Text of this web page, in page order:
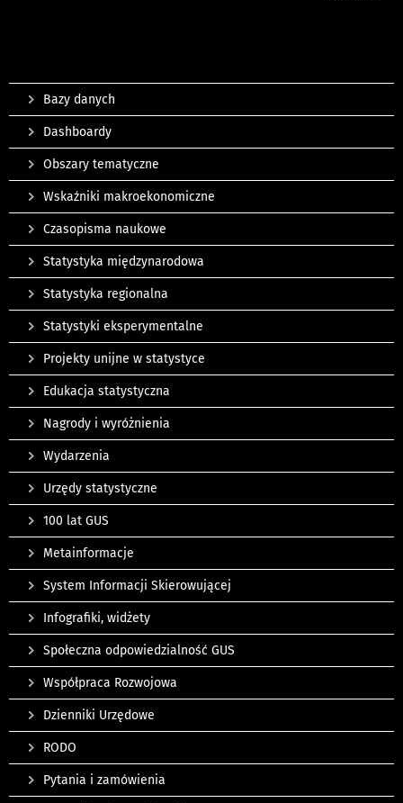
Bazy danych
Dashboardy
Obszary tematyczne
Wskaźniki makroekonomiczne
Czasopisma naukowe
Statystyka międzynarodowa
Statystyka regionalna
Statystyki eksperymentalne
Projekty unijne w statystyce
Edukacja statystyczna
Nagrody i wyróżnienia
Wydarzenia
Urzędy statystyczne
100 lat GUS
Metainformacje
System Informacji Skierowującej
Infografiki, widżety
Społeczna odpowiedzialność GUS
Współpraca Rozwojowa
Dzienniki Urzędowe
RODO
Pytania i zamówienia